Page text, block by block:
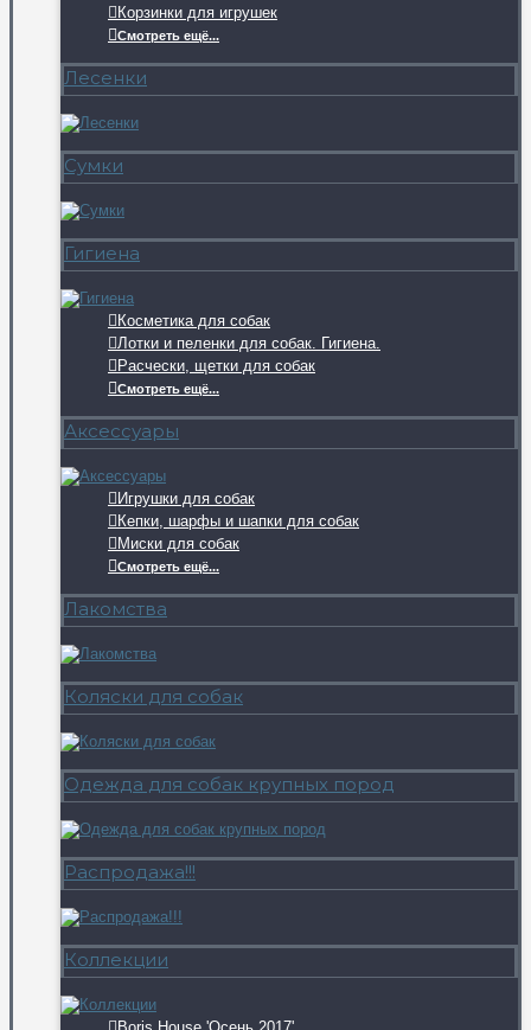
Корзинки для игрушек
Смотреть ещё...
Лесенки
Сумки
Гигиена
Косметика для собак
Лотки и пеленки для собак. Гигиена.
Расчески, щетки для собак
Смотреть ещё...
Аксессуары
Игрушки для собак
Кепки, шарфы и шапки для собак
Миски для собак
Смотреть ещё...
Лакомства
Коляски для собак
Одежда для собак крупных пород
Распродажа!!!
Коллекции